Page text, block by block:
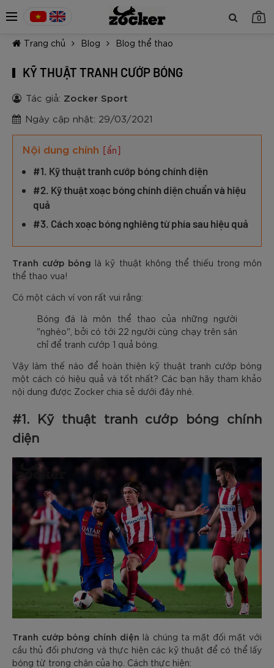
0
TIẾP TỤC MUA HÀNG
Trang chủ Blog Blog thể thao
KỸ THUẬT TRANH CƯỚP BÓNG
Tác giả: Zocker Sport
Ngày cập nhật: 29/03/2021
Nội dung chính [ẩn]
#1. Kỹ thuật tranh cướp bóng chính diện
#2. Kỹ thuật xoạc bóng chính diện chuẩn và hiệu
quả
#3. Cách xoạc bóng nghiêng từ phía sau hiệu quả
Tranh cướp bóng là kỹ thuật không thể thiếu trong môn
thể thao vua!
Có một cách ví von rất vui rằng:
Bóng đá là môn thể thao của những người
"nghèo", bởi có tới 22 người cùng chạy trên sân
chỉ để tranh cướp 1 quả bóng.
Vậy làm thế nào để hoàn thiện kỹ thuật tranh cướp bóng
một cách có hiệu quả và tốt nhất? Các bạn hãy tham khảo
nội dung được Zocker chia sẻ dưới đây nhé.
#1. Kỹ thuật tranh cướp bóng chính
diện
Tranh cướp bóng chính diện là chúng ta mặt đối mặt với
cầu thủ đối phương và thực hiện các kỹ thuật để có thể lấy
bóng từ trong chân của họ. Cách thực hiện: